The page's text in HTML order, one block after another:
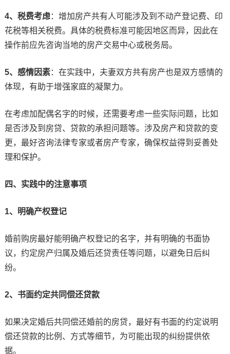
4、税费考虑：增加房产共有人可能涉及到不动产登记费、印
花税等相关税费。具体的税费标准可能因地区而异，因此在
操作前应先咨询当地的房产交易中心或税务局。
5、感情因素：在实践中，夫妻双方共有房产也是双方感情的
体现，有助于增强家庭的凝聚力。
在考虑加配偶名字的时候，还需要考虑一些实际问题，比如
是否涉及到房贷、贷款的承担问题等。涉及房产和贷款的变
更，最好咨询法律专家或者房产专家，确保权益得到妥善处
理和保护。
四、实践中的注意事项
1、明确产权登记
婚前购房最好能明确产权登记的名字，并有明确的书面协
议，约定房产归属及婚后还贷责任等问题，以避免日后纠
纷。
2、书面约定共同偿还贷款
如果决定婚后共同偿还婚前的房贷，最好有书面的约定说明
偿还贷款的比例、方式等细节，为可能出现的纠纷提供依
据。